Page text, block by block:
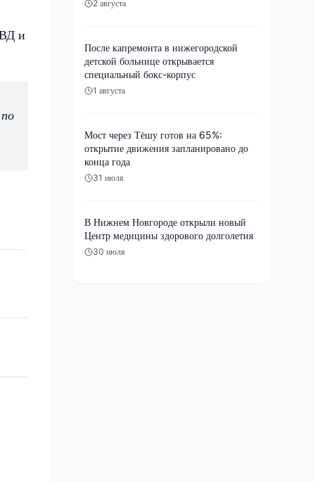
и
2 августа
После капремонта в нижегородской
детской больнице открывается
специальный бокс-корпус
1 августа
Мост через Тёшу готов на 65%:
открытие движения запланировано до
конца года
31 июля
В Нижнем Новгороде открыли новый
Центр медицины здорового долголетия
30 июля